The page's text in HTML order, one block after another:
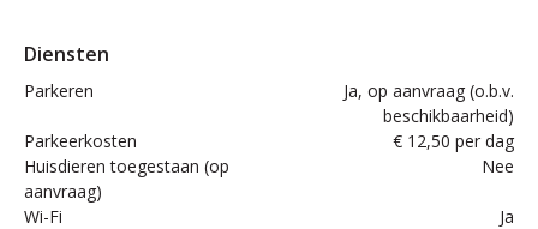
Diensten
Parkeren
Ja, op aanvraag (o.b.v.
beschikbaarheid)
Parkeerkosten
€ 12,50 per dag
Huisdieren toegestaan (op
aanvraag)
Nee
Wi-Fi Ja